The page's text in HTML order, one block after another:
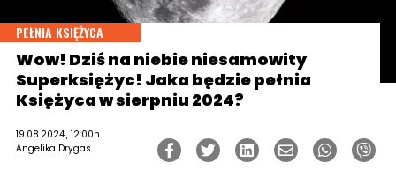
PEŁNIA KSIĘŻYCA
Wow! Dziś na niebie niesamowity
Superksiężyc! Jaka będzie pełnia
Księżyca w sierpniu 2024?
19.08.2024., 12:00h
Angelika Drygas